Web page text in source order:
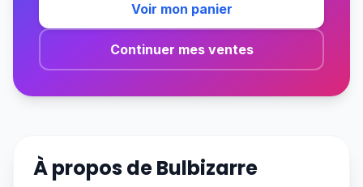
Voir mon panier
Continuer mes ventes
À propos deBulbizarre